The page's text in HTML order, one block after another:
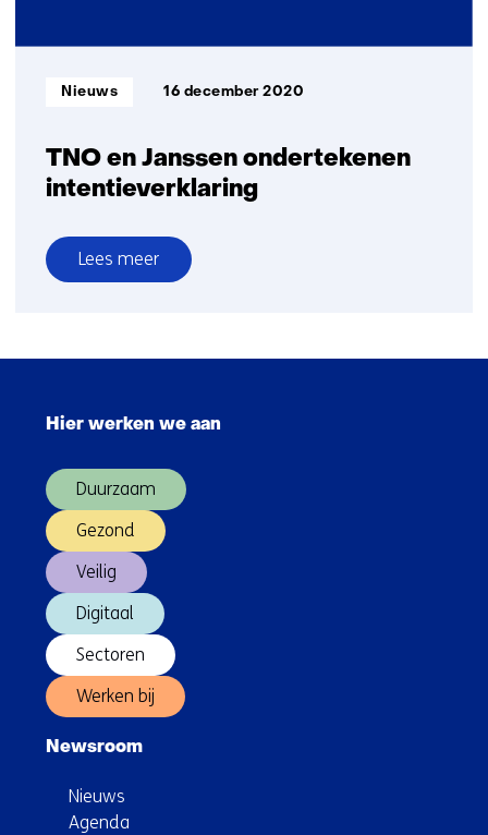
TNO en Janssen ondertekenen
intentieverklaring
Informatietype:
Nieuws 16 december 2020
Lees meer
over
Janssen
intentieverklaring
Hier werken we aan
Duurzaam
Gezond
Veilig
Digitaal
Sectoren
Werken bij
Newsroom
Nieuws
Agenda